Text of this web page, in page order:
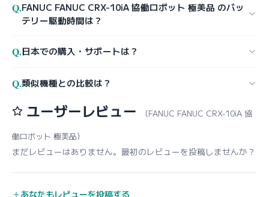
Q.FANUC FANUC CRX-10iA 協働ロボット 極美品 のバッ
テリー駆動時間は？
Q.日本での購入・サポートは？
Q.類似機種との比較は？
ユーザーレビュー
（FANUC FANUC CRX-10iA 協
働ロボット 極美品）
まだレビューはありません。最初のレビューを投稿しませんか？
あなたもレビューを投稿する